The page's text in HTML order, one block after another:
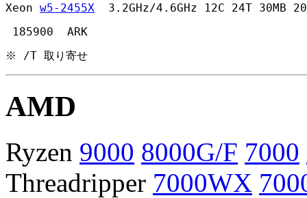
Xeon w5-2455X
3.2GHz/4.6GHz 12C 24T 30MB
185900  ARK
※ /T 取り寄せ
AMD
Ryzen 9000 8000G/F 7000
Threadripper 7000WX